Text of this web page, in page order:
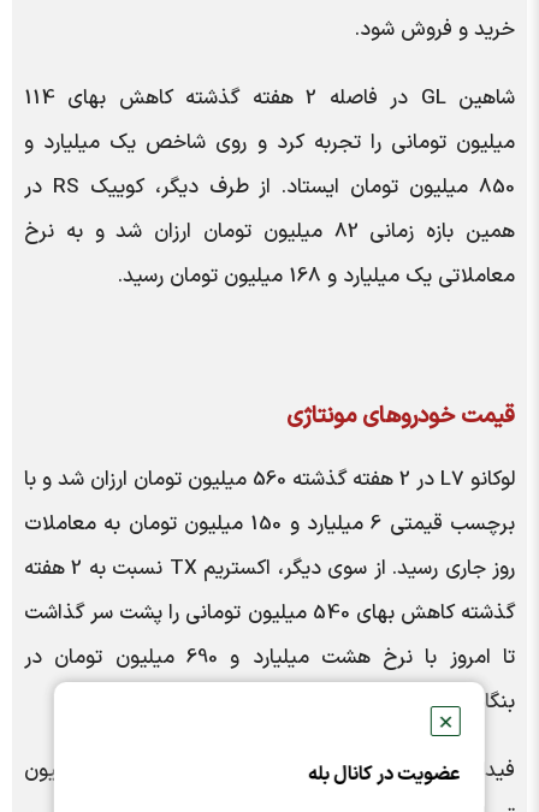
✕
عضویت در کانال بله
خرید و فروش شود.
شاهین GL در فاصله 2 هفته گذشته کاهش بهای 114
میلیون تومانی را تجربه کرد و روی شاخص یک میلیارد و
850 میلیون تومان ایستاد. از طرف دیگر، کوییک RS در
همین بازه زمانی 82 میلیون تومان ارزان شد و به نرخ
معاملاتی یک میلیارد و 168 میلیون تومان رسید.
قیمت خودروهای مونتاژی
لوکانو L7 در 2 هفته گذشته 560 میلیون تومان ارزان شد و با
برچسب قیمتی 6 میلیارد و 150 میلیون تومان به معاملات
روز جاری رسید. از سوی دیگر، اکستریم TX نسبت به 2 هفته
گذشته کاهش بهای 540 میلیون تومانی را پشت سر گذاشت
تا امروز با نرخ هشت میلیارد و 690 میلیون تومان در
بنگاه‌های معاملاتی عرضه شود.
فیدلیتی الیت (7 نفره) نسبت به 14 روز گذشته 420 میلیون